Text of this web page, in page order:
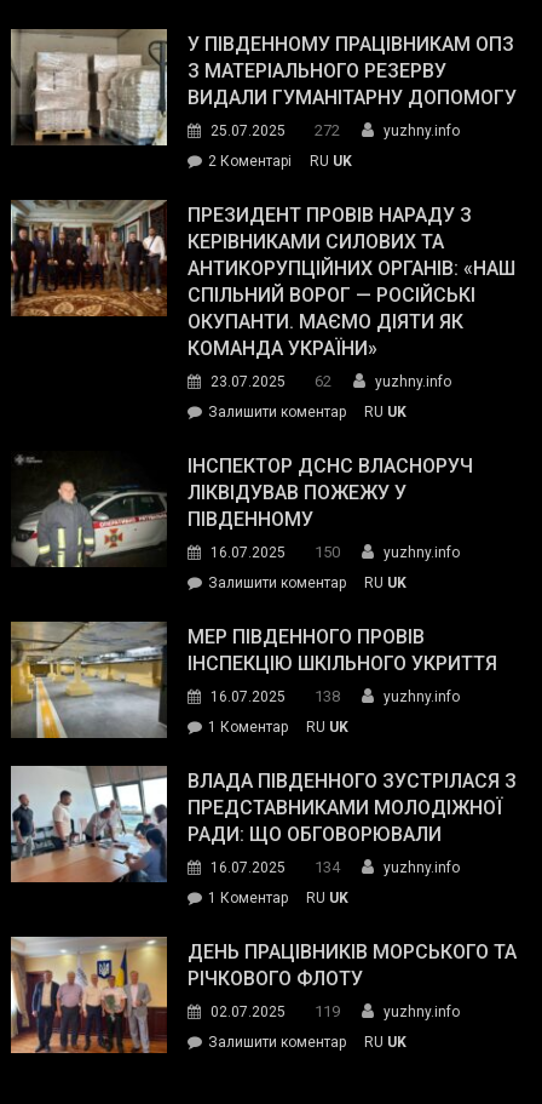
завойовує
симпатії
виборців
The
Street
Journal.
У ПІВДЕННОМУ ПРАЦІВНИКАМ ОПЗ
З МАТЕРІАЛЬНОГО РЕЗЕРВУ
ВИДАЛИ ГУМАНІТАРНУ ДОПОМОГУ
25.07.2025 272
yuzhny.info
2 Коментарі
Південному
працівникам
ОПЗ
з
матеріального
резерву
гуманітарну
допомогу
RU UK
ПРЕЗИДЕНТ ПРОВІВ НАРАДУ З
КЕРІВНИКАМИ СИЛОВИХ ТА
АНТИКОРУПЦІЙНИХ ОРГАНІВ: «НАШ
СПІЛЬНИЙ ВОРОГ — РОСІЙСЬКІ
ОКУПАНТИ. МАЄМО ДІЯТИ ЯК
КОМАНДА УКРАЇНИ»
23.07.2025 62
yuzhny.info
Залишити коментарon
провів
нараду
силових
та
органів:
«Наш
спільний
окупанти.
Маємо
діяти
команда
RU UK
ІНСПЕКТОР ДСНС ВЛАСНОРУЧ
ЛІКВІДУВАВ ПОЖЕЖУ У
ПІВДЕННОМУ
16.07.2025 150
yuzhny.info
Залишити коментарon
ДСНС
власноруч
пожежу
у
RU UK
МЕР ПІВДЕННОГО ПРОВІВ
ІНСПЕКЦІЮ ШКІЛЬНОГО УКРИТТЯ
16.07.2025 138
yuzhny.info
1 Коментардо
Південного
провів
інспекцію
укриття
RU UK
ВЛАДА ПІВДЕННОГО ЗУСТРІЛАСЯ З
ПРЕДСТАВНИКАМИ МОЛОДІЖНОЇ
РАДИ: ЩО ОБГОВОРЮВАЛИ
16.07.2025 134
yuzhny.info
1 Коментардо
Південного
зустрілася
представниками
молодіжної
RU UK
ДЕНЬ ПРАЦІВНИКІВ МОРСЬКОГО ТА
РІЧКОВОГО ФЛОТУ
02.07.2025 119
yuzhny.info
Залишити коментарon
RU UK